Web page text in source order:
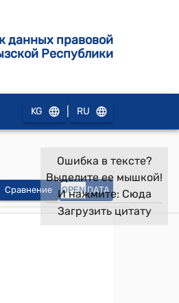
данных правовой
Республики
KG RU
Сравнение OPEN DATA
Ошибка в тексте?
Выделите ее мышкой!
И нажмите: Сюда
Загрузить цитату